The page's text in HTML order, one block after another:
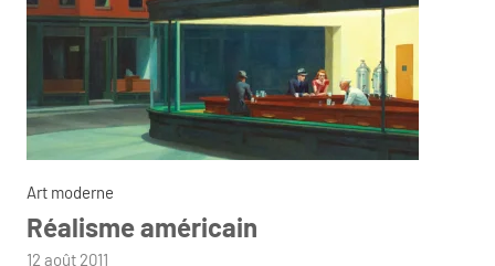
Art moderne
Réalisme américain
par
12 août 2011